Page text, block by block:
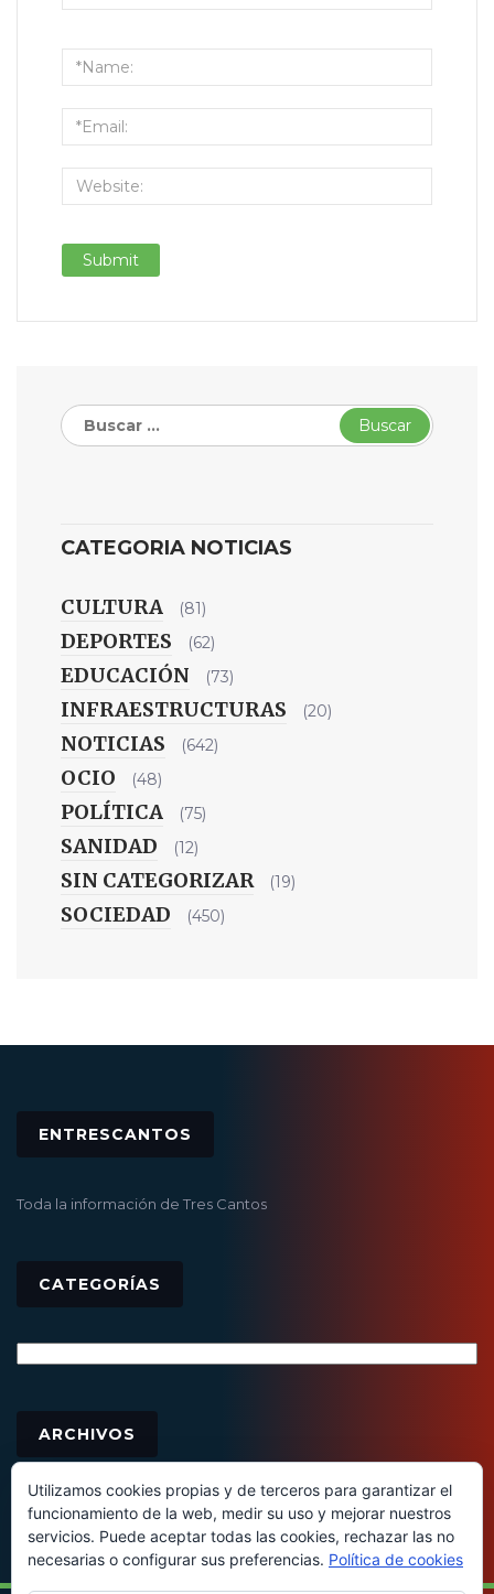
Buscar:
CATEGORIA NOTICIAS
CULTURA (81)
DEPORTES (62)
EDUCACIÓN (73)
INFRAESTRUCTURAS (20)
NOTICIAS (642)
OCIO (48)
POLÍTICA (75)
SANIDAD (12)
SIN CATEGORIZAR (19)
SOCIEDAD (450)
ENTRESCANTOS
Toda la información de Tres Cantos
CATEGORÍAS
ARCHIVOS
Utilizamos cookies propias y de terceros para garantizar el
funcionamiento de la web, medir su uso y mejorar nuestros
servicios. Puede aceptar todas las cookies, rechazar las no
necesarias o configurar sus preferencias. Política de cookies